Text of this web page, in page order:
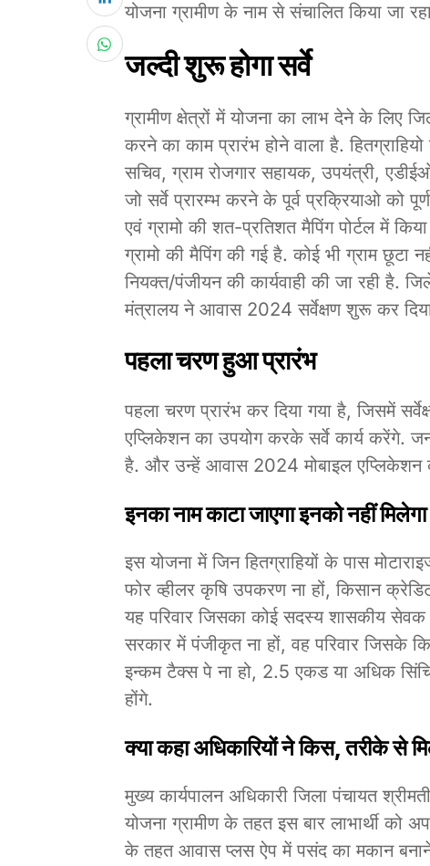
योजना ग्रामीण के नाम से संचालित किया जा
जल्दी शुरू होगा सर्वे
ग्रामीण क्षेत्रों में योजना का लाभ देने के लिए
करने का काम प्रारंभ होने वाला है.
सचिव, ग्राम रोजगार सहायक, उपयंत्री,
जो सर्वे प्रारम्भ करने के पूर्व प्रक्रियाओ को
एवं ग्रामो की शत-प्रतिशत मैपिंग पोर्टल में
ग्रामो की मैपिंग की गई है. कोई भी ग्राम छूटा
नियक्त/पंजीयन की कार्यवाही की जा रही है.
मंत्रालय ने आवास 2024 सर्वेक्षण शुरू कर
पहला चरण हुआ प्रारंभ
पहला चरण प्रारंभ कर दिया गया है, जिसमें
एप्लिकेशन का उपयोग करके सर्वे कार्य करेंगे.
है. और उन्हें आवास 2024 मोबाइल एप्लिकेशन
इनका नाम काटा जाएगा इनको नहीं
इस योजना में जिन हितग्राहियों के पास
फोर व्हीलर कृषि उपकरण ना हों, किसान
यह परिवार जिसका कोई सदस्य शासकीय सेवक
सरकार में पंजीकृत ना हों, वह परिवार जिसके
इन्कम टैक्स पे ना हो, 2.5 एकड या अधिक
होंगे.
क्या कहा अधिकारियों ने किस, तरीके से
मुख्य कार्यपालन अधिकारी जिला पंचायत
योजना ग्रामीण के तहत इस बार लाभार्थी को
के तहत आवास प्लस ऐप में पसंद का मकान